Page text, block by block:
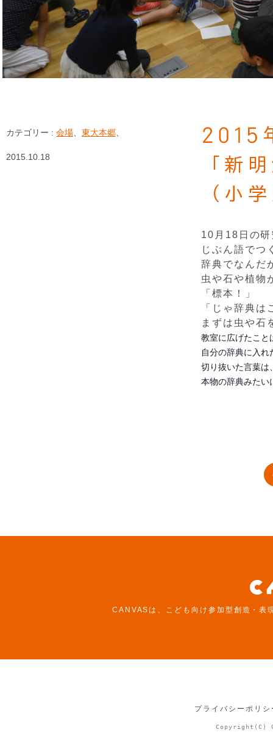
2015
「新
（小
10月18日の
じぶん語でつ
辞典でなんだ
虫や石や植物
「標本！」
「じゃ辞典は
まずは虫や石
教室に広げたこと
自分の辞典に入
切り抜いた言葉は
本物の辞典みたい
カテゴリー : 会場 東大本郷
2015.10.18
CANVASは、こども向け参加型創造・表
プライバシーポリ
Copyright(C)